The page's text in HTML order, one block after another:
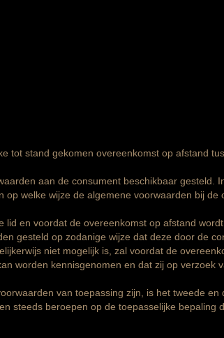
tot stand gekomen overeenkomst op afstand
aan de consument beschikbaar gesteld.
welke wijze de algemene voorwaarden bij de
en voordat de overeenkomst op afstand
gesteld op zodanige wijze dat deze door de
niet mogelijk is, zal voordat de
worden kennisgenomen en dat zij op verzoek
van toepassing zijn, is het tweede en
steeds beroepen op de toepasselijke bepaling